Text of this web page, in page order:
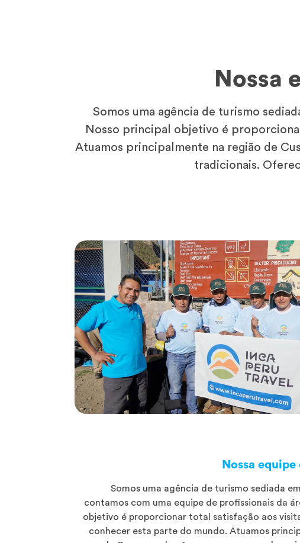
Nossa
Somos uma agência de turismo
Nosso principal objetivo é
Atuamos principalmente na região de
tradicionais.
Nossa
Somos uma agência de turismo sediada
contamos com uma equipe de profissionais da
objetivo é proporcionar total satisfação aos
conhecer esta parte do mundo. Atuamos